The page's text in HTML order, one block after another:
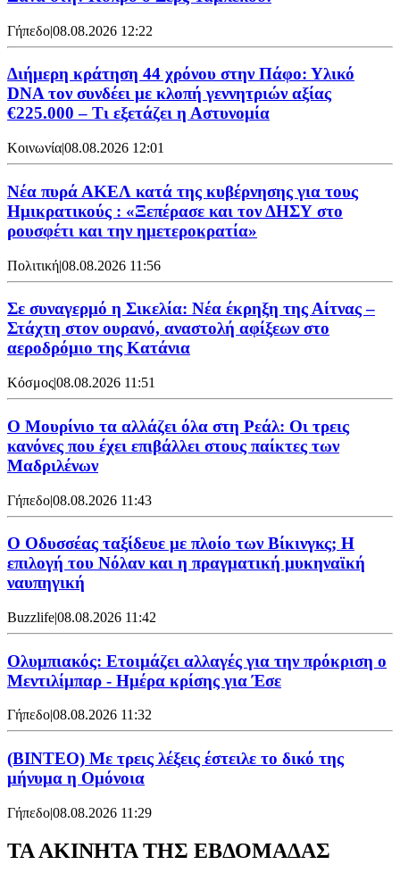
Γήπεδο|08.08.2026 12:22
Διήμερη κράτηση 44 χρόνου στην Πάφο: Υλικό
DNA τον συνδέει με κλοπή γεννητριών αξίας
€225.000 – Τι εξετάζει η Αστυνομία
Κοινωνία|08.08.2026 12:01
Νέα πυρά ΑΚΕΛ κατά της κυβέρνησης για τους
Ημικρατικούς : «Ξεπέρασε και τον ΔΗΣΥ στο
ρουσφέτι και την ημετεροκρατία»
Πολιτική|08.08.2026 11:56
Σε συναγερμό η Σικελία: Νέα έκρηξη της Αίτνας –
Στάχτη στον ουρανό, αναστολή αφίξεων στο
αεροδρόμιο της Κατάνια
Κόσμος|08.08.2026 11:51
Ο Μουρίνιο τα αλλάζει όλα στη Ρεάλ: Οι τρεις
κανόνες που έχει επιβάλλει στους παίκτες των
Μαδριλένων
Γήπεδο|08.08.2026 11:43
Ο Οδυσσέας ταξίδευε με πλοίο των Βίκινγκς; Η
επιλογή του Νόλαν και η πραγματική μυκηναϊκή
ναυπηγική
Buzzlife|08.08.2026 11:42
Ολυμπιακός: Ετοιμάζει αλλαγές για την πρόκριση ο
Μεντιλίμπαρ - Ημέρα κρίσης για Έσε
Γήπεδο|08.08.2026 11:32
(ΒΙΝΤΕΟ) Με τρεις λέξεις έστειλε το δικό της
μήνυμα η Ομόνοια
Γήπεδο|08.08.2026 11:29
ΤΑ ΑΚΙΝΗΤΑ ΤΗΣ ΕΒΔΟΜΑΔΑΣ